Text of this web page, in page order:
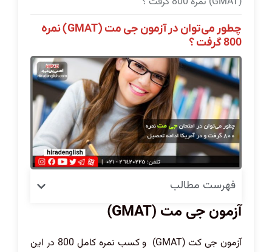
چطور می‌توان در آزمون جی مت (GMAT) نمره
800 گرفت ؟
فهرست مطالب
آزمون جی مت (GMAT)
آزمون جی کت (GMAT) و کسب نمره کامل 800 در این